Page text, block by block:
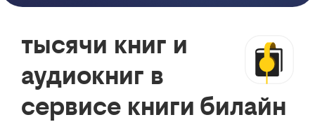
тысячи книг и
аудиокниг в
сервисе книги билайн